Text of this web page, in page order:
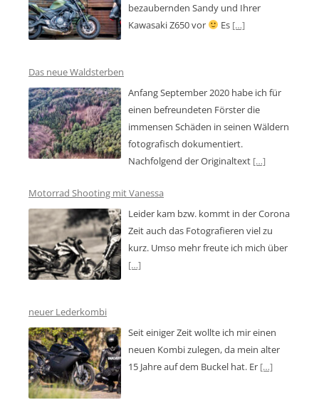
bezaubernden Sandy und Ihrer
Kawasaki Z650 vor
Es […]
Das neue Waldsterben
Anfang September 2020 habe ich für
einen befreundeten Förster die
immensen Schäden in seinen Wäldern
fotografisch dokumentiert.
Nachfolgend der Originaltext […]
Motorrad Shooting mit Vanessa
Leider kam bzw. kommt in der Corona
Zeit auch das Fotografieren viel zu
kurz. Umso mehr freute ich mich über
[…]
neuer Lederkombi
Seit einiger Zeit wollte ich mir einen
neuen Kombi zulegen, da mein alter
15 Jahre auf dem Buckel hat. Er […]